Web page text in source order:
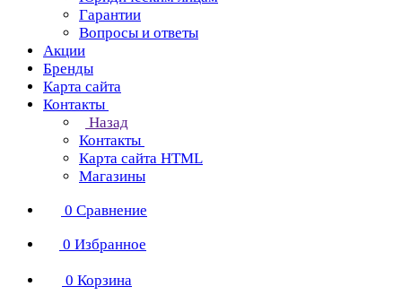
Гарантии
Вопросы и ответы
Акции
Бренды
Карта сайта
Контакты
Назад
Контакты
Карта сайта HTML
Магазины
0 Сравнение
0 Избранное
0 Корзина